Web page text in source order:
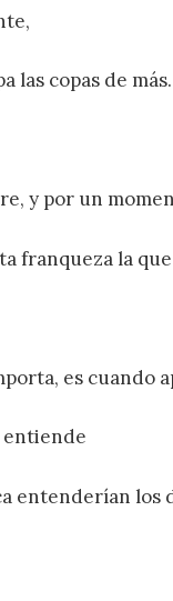
las copas de más.
y por un
franqueza la
es cuando
entenderían los